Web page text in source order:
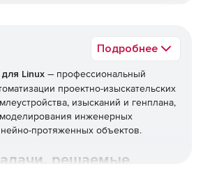
Подробнее
Linux​ – профессиональный
проектно-изыскательских
изысканий и генплана,
инженерных
протяженных объектов.
решаемые